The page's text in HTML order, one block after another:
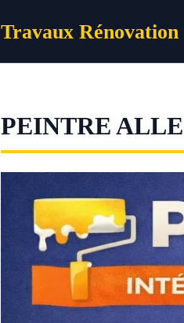
Travaux Rénovation
PEINTRE